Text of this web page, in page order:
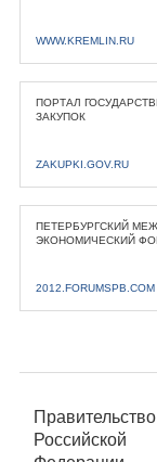
WWW.KREMLIN.RU
ПОРТАЛ
ЗАКУПОК
ZAKUPKI.GOV.RU
ПЕТЕРБУРГСКИЙ
ЭКОНОМИЧЕСКИЙ
2012.FORUMSPB.COM
Правительство
Российской